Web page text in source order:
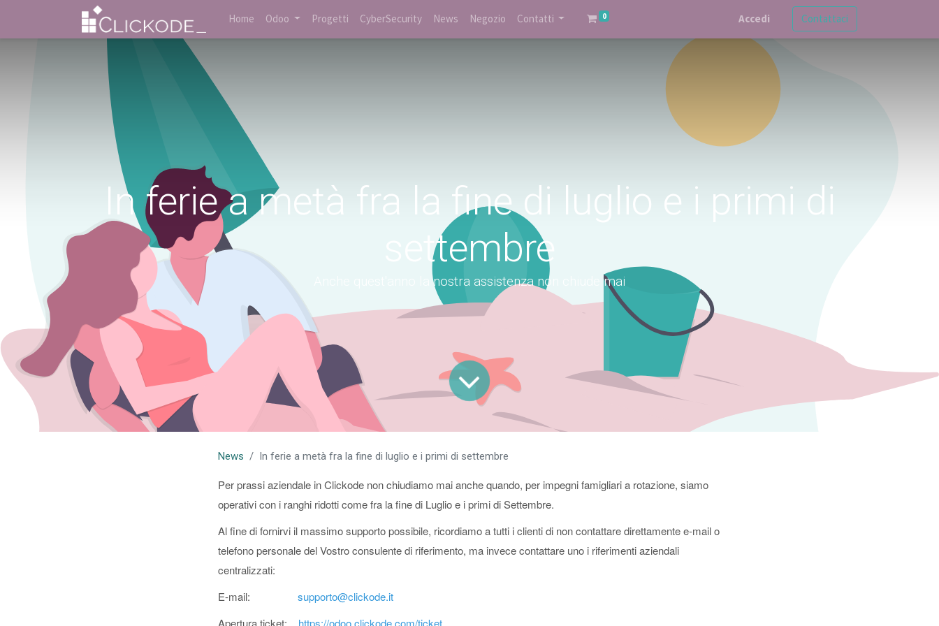
Home Odoo Progetti CyberSecurity News Negozio Contatti 0 Accedi Contattaci
In ferie a metà fra la fine di luglio e i primi di
settembre
Anche quest'anno la nostra assistenza non chiude mai
News In ferie a metà fra la fine di luglio e i primi di settembre
Per prassi aziendale in Clickode non chiudiamo mai anche quando, per impegni famigliari a rotazione, siamo
operativi con i ranghi ridotti come fra la fine di Luglio e i primi di Settembre.
Al fine di fornirvi il massimo supporto possibile, ricordiamo a tutti i clienti di non contattare direttamente e-mail o
telefono personale del Vostro consulente di riferimento, ma invece contattare uno i riferimenti aziendali
centralizzati:
E-mail: supporto@clickode.it
Apertura ticket: https://odoo.clickode.com/ticket